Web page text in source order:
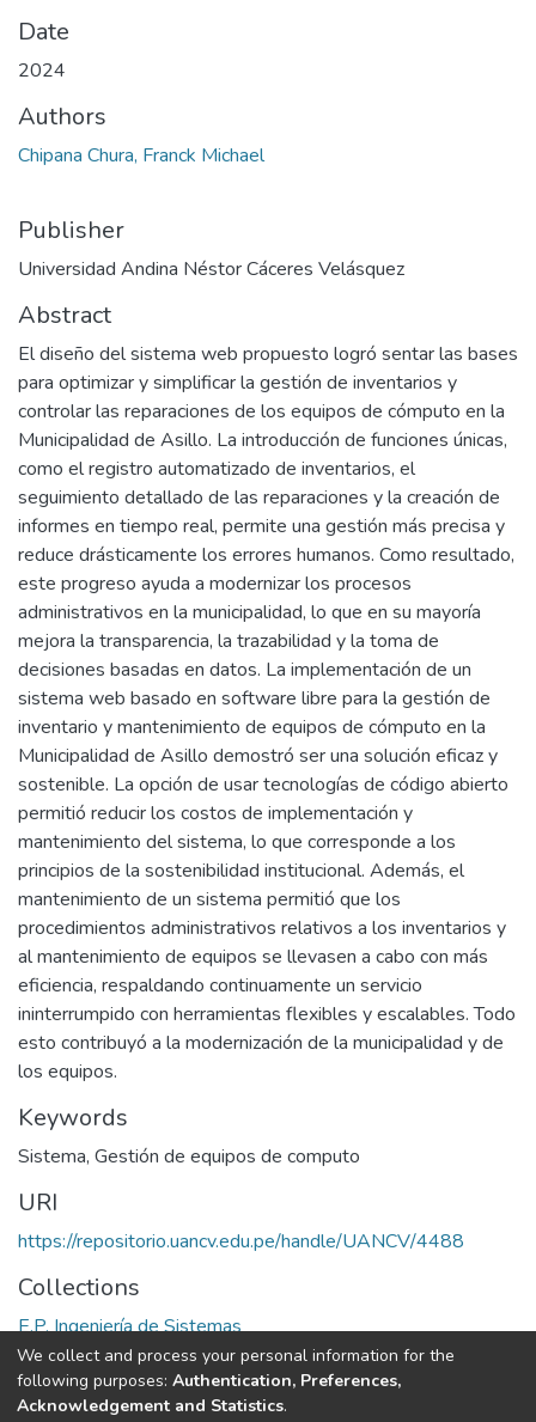
Date
2024
Authors
Chipana Chura, Franck Michael
Publisher
Universidad Andina Néstor Cáceres Velásquez
Abstract
El diseño del sistema web propuesto logró sentar las bases
para optimizar y simplificar la gestión de inventarios y
controlar las reparaciones de los equipos de cómputo en la
Municipalidad de Asillo. La introducción de funciones únicas,
como el registro automatizado de inventarios, el
seguimiento detallado de las reparaciones y la creación de
informes en tiempo real, permite una gestión más precisa y
reduce drásticamente los errores humanos. Como resultado,
este progreso ayuda a modernizar los procesos
administrativos en la municipalidad, lo que en su mayoría
mejora la transparencia, la trazabilidad y la toma de
decisiones basadas en datos. La implementación de un
sistema web basado en software libre para la gestión de
inventario y mantenimiento de equipos de cómputo en la
Municipalidad de Asillo demostró ser una solución eficaz y
sostenible. La opción de usar tecnologías de código abierto
permitió reducir los costos de implementación y
mantenimiento del sistema, lo que corresponde a los
principios de la sostenibilidad institucional. Además, el
mantenimiento de un sistema permitió que los
procedimientos administrativos relativos a los inventarios y
al mantenimiento de equipos se llevasen a cabo con más
eficiencia, respaldando continuamente un servicio
ininterrumpido con herramientas flexibles y escalables. Todo
esto contribuyó a la modernización de la municipalidad y de
los equipos.
Keywords
Sistema, Gestión de equipos de computo
URI
https://repositorio.uancv.edu.pe/handle/UANCV/4488
Collections
E.P. Ingeniería de Sistemas
Full item page
We collect and process your personal information for the
following purposes: Authentication, Preferences,
Acknowledgement and Statistics.